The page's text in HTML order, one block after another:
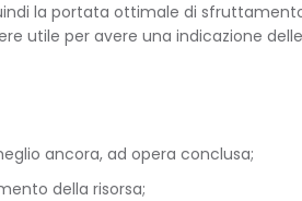
la portata ottimale di
utile per avere una indicazione delle
ancora, ad opera conclusa;
della risorsa;